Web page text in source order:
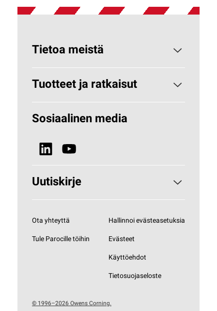
Tietoa meistä
Paroc yrityksenä
Miksi kivivilla?
Vastuullisuus
Uutiset ja media
Tuotteet ja ratkaisut
Rakennuseristeet
Sosiaalinen media
Uutiskirje
Ota yhteyttä
Tule Parocille töihin
Hallinnoi evästeasetuksia
Evästeet
Käyttöehdot
Tietosuojaseloste
© 1996–2026 Owens Corning.